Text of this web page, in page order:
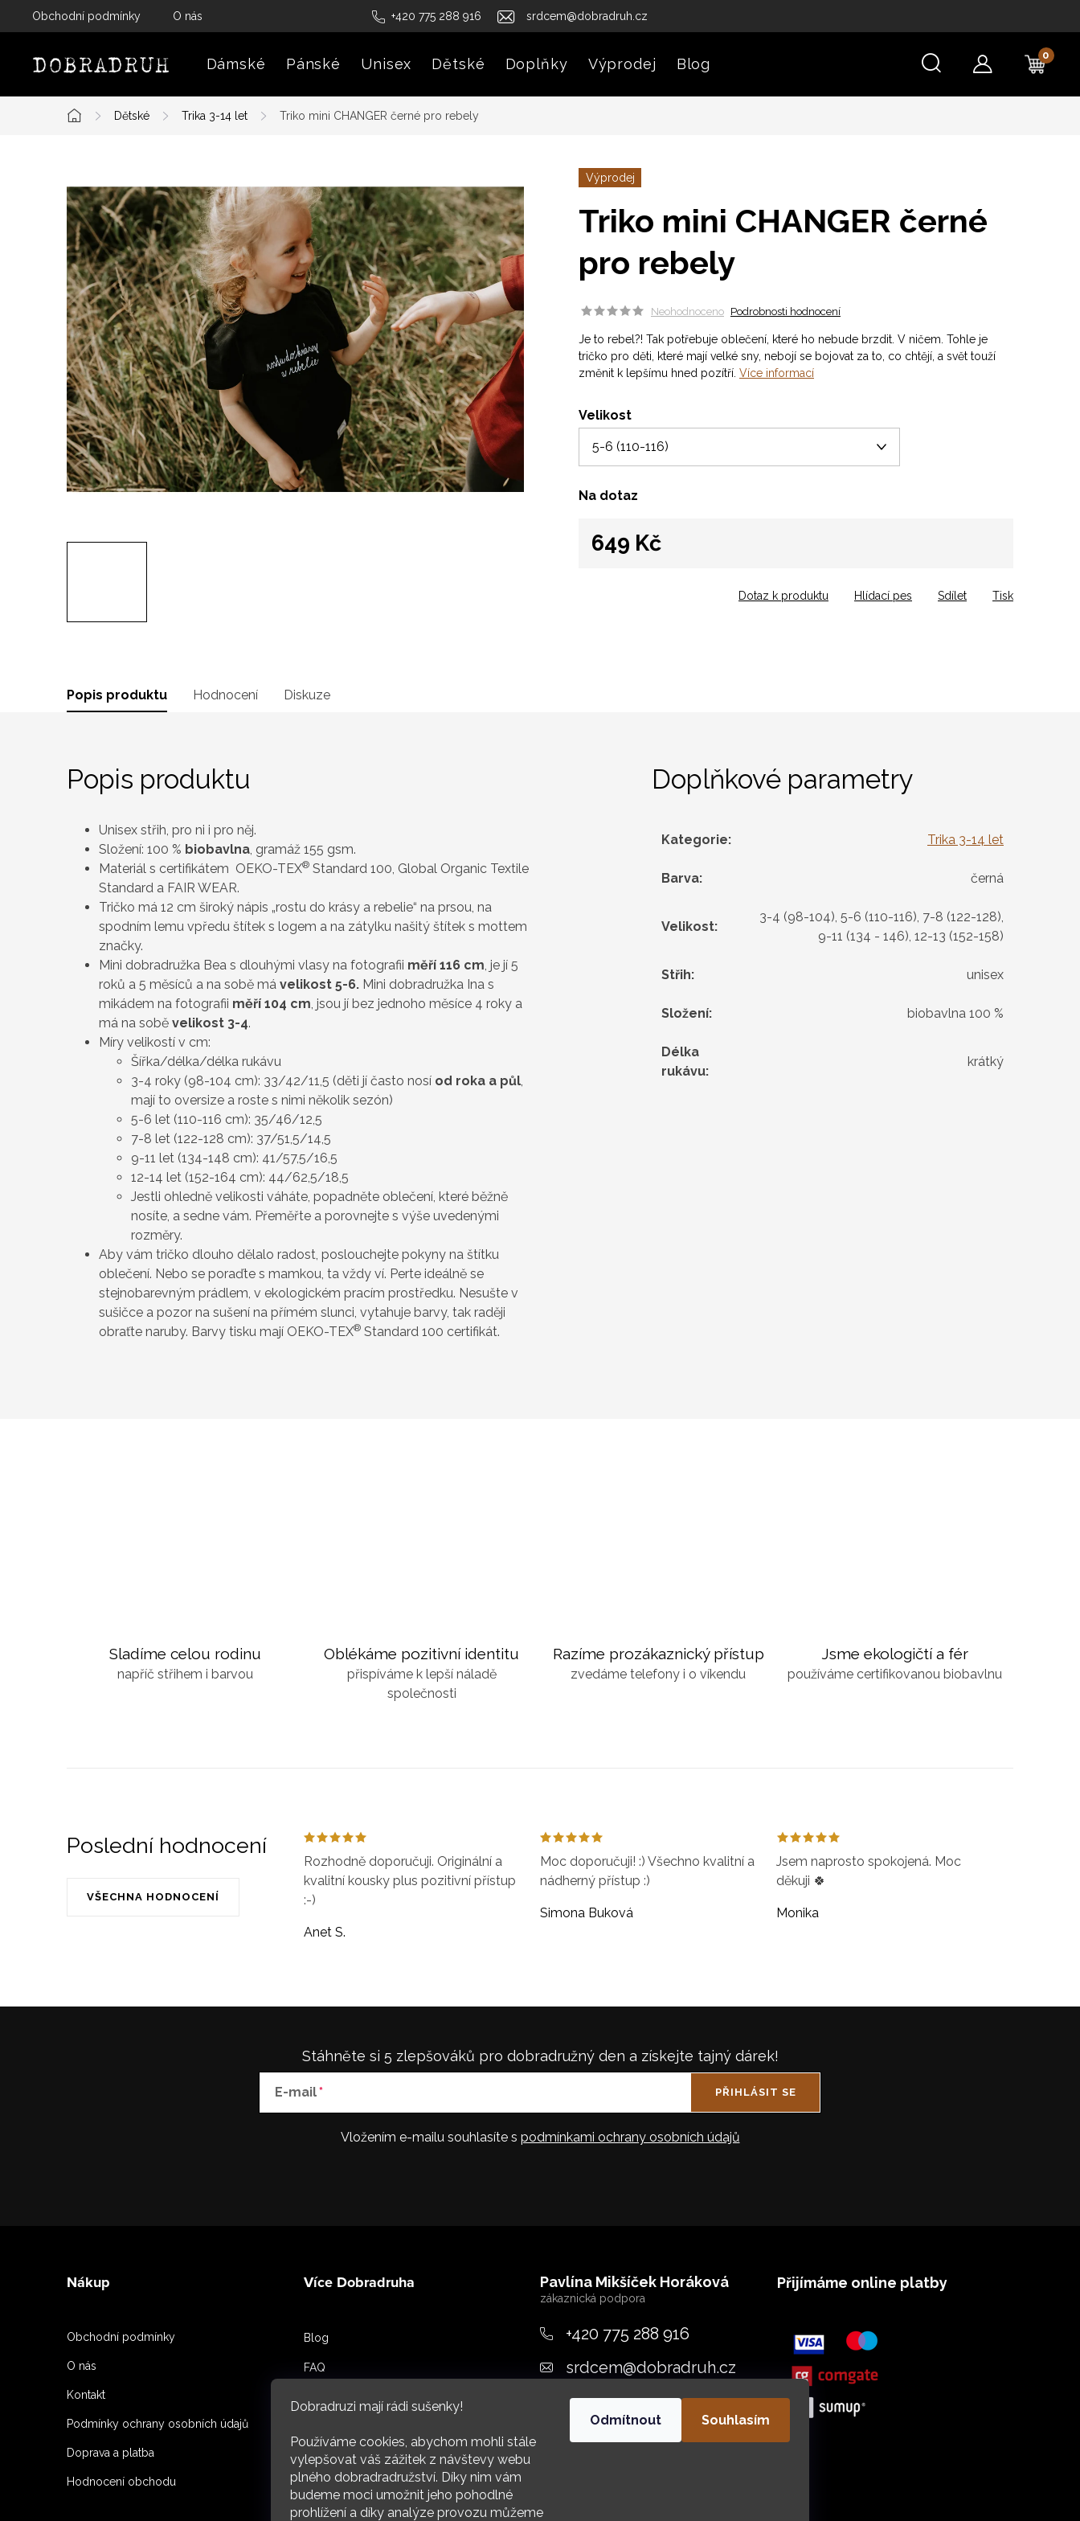
Dobradruzi mají rádi sušenky!
Používáme cookies, abychom mohli stále
vylepšovat váš zážitek z návštevy webu
plného dobradradružství. Díky nim vám
budeme moci umožnit jeho pohodlné
prohlížení a díky analýze provozu můžeme
Odmítnout Souhlasím
+420 775 288 916 srdcem@dobradruh.cz
Obchodní podmínky O nás
Dámské Pánské Unisex Dětské Doplňky Výprodej Blog
Domů
Dětské Trika 3-14 let Triko mini CHANGER černé pro rebely
Výprodej
Triko mini CHANGER černé
pro rebely
Neohodnoceno Podrobnosti hodnocení
Je to rebel?! Tak potřebuje oblečení, které ho nebude brzdit. V ničem. Tohle je
tričko pro děti, které mají velké sny, nebojí se bojovat za to, co chtějí, a svět touží
změnit k lepšímu hned pozítří. Více informací
Velikost
Na dotaz
649 Kč
Tisk
Dotaz k produktu Hlídací pes Sdílet
Popis produktu Hodnocení Diskuze
Popis produktu
Unisex střih, pro ni i pro něj.
Složení: 100 % biobavlna , gramáž 155 gsm.
Materiál s certifikátem OEKO-TEX® Standard 100, Global Organic Textile
Standard a FAIR WEAR.
Tričko má 12 cm široký nápis „rostu do krásy a rebelie“ na prsou, na
spodním lemu vpředu štítek s logem a na zátylku našitý štítek s mottem
značky.
Mini dobradružka Bea s dlouhými vlasy na fotografii měří 116 cm , je jí 5
roků a 5 měsíců a na sobě má velikost 5-6. Mini dobradružka Ina s
mikádem na fotografii měří 104 cm , jsou jí bez jednoho měsíce 4 roky a
má na sobě velikost 3-4.
Míry velikostí v cm:
Šířka/délka/délka rukávu
3-4 roky (98-104 cm): 33/42/11,5 (děti jí často nosí od roka a půl
mají to oversize a roste s nimi několik sezón)
5-6 let (110-116 cm): 35/46/12,5
7-8 let (122-128 cm): 37/51,5/14,5
9-11 let (134-148 cm): 41/57,5/16,5
12-14 let (152-164 cm): 44/62,5/18,5
Jestli ohledně velikosti váháte, popadněte oblečení, které běžně
nosíte, a sedne vám. Přeměřte a porovnejte s výše uvedenými
rozměry.
Aby vám tričko dlouho dělalo radost, poslouchejte pokyny na štítku
oblečení. Nebo se poraďte s mamkou, ta vždy ví. Perte ideálně se
stejnobarevným prádlem, v ekologickém pracím prostředku. Nesušte v
sušičce a pozor na sušení na přímém slunci, vytahuje barvy, tak raději
obraťte naruby. Barvy tisku mají OEKO-TEX® Standard 100 certifikát.
Doplňkové parametry
Kategorie: Trika 3-14 let
Barva: černá
Velikost:
3-4 (98-104), 5-6 (110-116), 7-8 (122-128),
9-11 (134 - 146), 12-13 (152-158)
Střih: unisex
Složení: biobavlna 100 %
Délka
rukávu:
krátký
Sladíme celou rodinu
napříč střihem i barvou
Oblékáme pozitivní identitu
přispíváme k lepší náladě
společnosti
Razíme prozákaznický přístup
zvedáme telefony i o víkendu
Jsme ekologičtí a fér
používáme certifikovanou biobavlnu
Poslední hodnocení
VŠECHNA HODNOCENÍ
Rozhodně doporučuji. Originální a
kvalitní kousky plus pozitivní přístup
:-)
Anet S.
Moc doporučuji! :) Všechno kvalitní a
nádherný přístup :)
Simona Buková
Jsem naprosto spokojená. Moc
děkuji 🍀
Monika
Stáhněte si 5 zlepšováků pro dobradružný den a získejte tajný dárek!
E-mail
Vložením e-mailu souhlasíte s podmínkami ochrany osobních údajů
PŘIHLÁSIT SE
Nákup
Obchodní podmínky
O nás
Kontakt
Podmínky ochrany osobních údajů
Doprava a platba
Hodnocení obchodu
Více Dobradruha
Blog
FAQ
O nás
ARCHIV
Pavlína Mikšíček Horáková
+420 775 288 916
srdcem@dobradruh.cz
Přijímáme online platby